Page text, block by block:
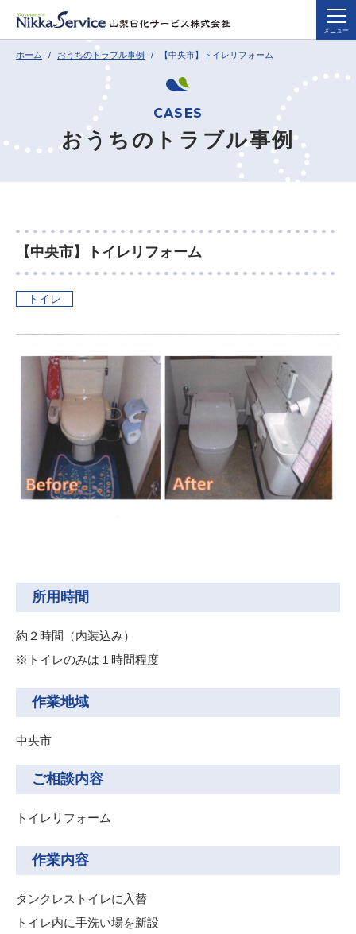
メニュー
ホーム おうちのトラブル事例 【中央市】トイレリフォーム
おうちのトラブル事例
【中央市】トイレリフォーム
トイレ
所用時間
約２時間（内装込み）
※トイレのみは１時間程度
作業地域
中央市
ご相談内容
トイレリフォーム
作業内容
タンクレストイレに入替
トイレ内に手洗い場を新設